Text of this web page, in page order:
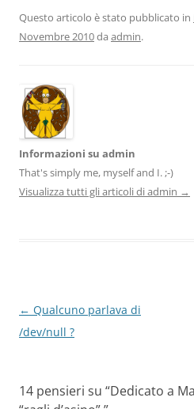
Questo articolo è stato pubblicato in
Novembre 2010da admin.
Informazioni su admin
That's simply me, myself and I. ;-)
Visualizza tutti gli articoli di admin →
Navigazione
articolo
← Qualcuno parlava di
/dev/null ?
14 pensieri su “Dedicato a